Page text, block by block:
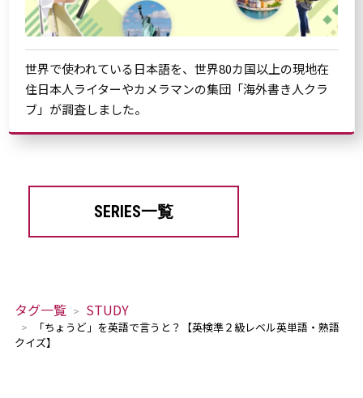
世界で使われている日本語を、世界80カ国以上の現地在
住日本人ライターやカメラマンの集団「海外書き人クラ
ブ」が調査しました。
SERIES一覧
タグ一覧 STUDY
「ちょうど」を英語で言うと？【英検準２級レベル英単語・熟語
クイズ】